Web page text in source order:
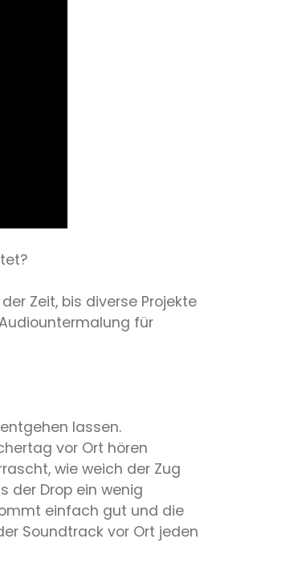
Zeit, bis diverse Projekte
für
lassen.
vor Ort hören
wie weich der Zug
der Drop ein wenig
einfach gut und die
Soundtrack vor Ort jeden